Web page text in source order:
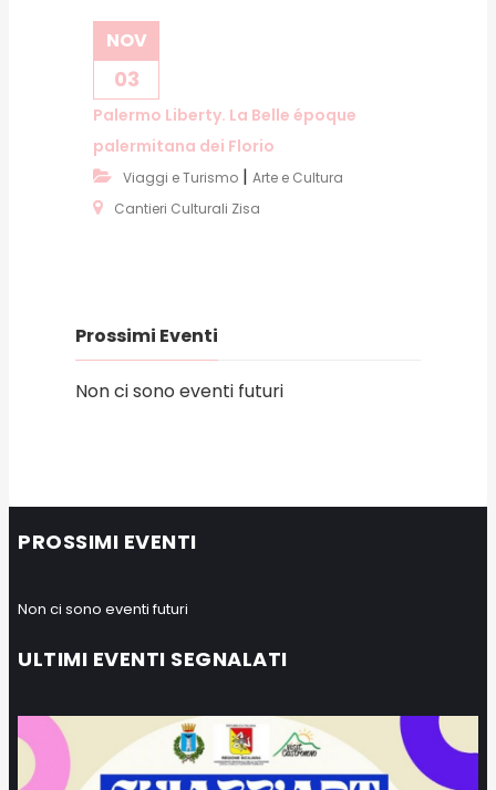
NOV
03
Palermo Liberty. La Belle époque
palermitana dei Florio
Viaggi e Turismo | Arte e Cultura
Cantieri Culturali Zisa
Prossimi Eventi
Non ci sono eventi futuri
PROSSIMI EVENTI
Non ci sono eventi futuri
ULTIMI EVENTI SEGNALATI